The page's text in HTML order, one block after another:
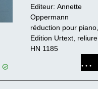
Editeur: Annette
Oppermann
réduction pour piano,
Edition Urtext, reliure
paperback
HN 1185